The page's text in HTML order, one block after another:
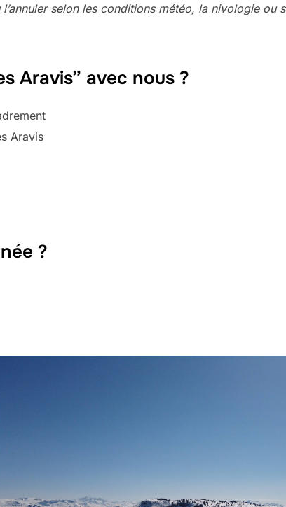
selon les conditions météo, la nivologie ou
Aravis” avec nous ?
Aravis
?